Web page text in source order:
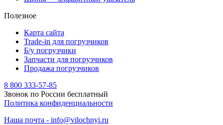
Полезное
Карта сайта
Trade-in для погрузчиков
Б/у погрузчики
Запчасти для погрузчиков
Продажа погрузчиков
8 800 333-57-85
Звонок по России бесплатный
Политика конфиденциальности
Наша почта - info@vilochnyi.ru